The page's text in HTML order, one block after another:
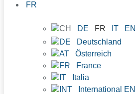
FR
DE FR IT
EN
Deutschland
Österreich
France
Italia
International EN